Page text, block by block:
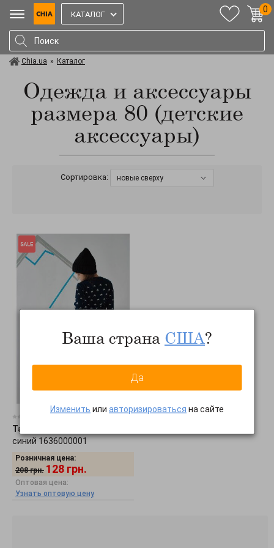
КАТАЛОГ
0
Chia.ua » Каталог
Одежда и аксессуары
размера 80 (детские
аксессуары)
Сортировка: новые сверху
0 отзывов
Tashkan
синий 1636000001
Розничная цена:
208 грн. 128 грн.
Оптовая цена:
Узнать оптовую цену
Ваша страна США?
Да
Изменить или авторизироваться на сайте